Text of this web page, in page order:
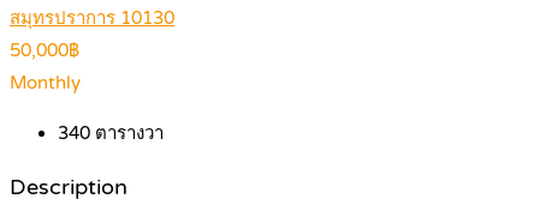
สมุทรปราการ 10130
50,000฿
Monthly
340 ตารางวา
Description